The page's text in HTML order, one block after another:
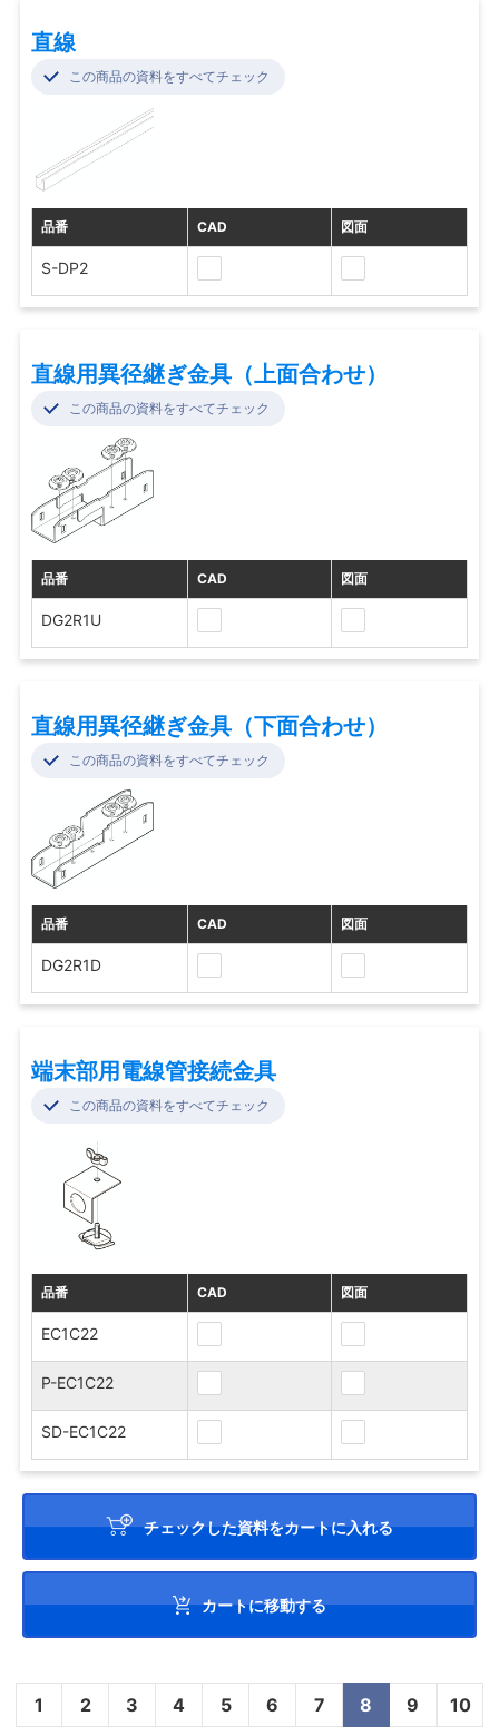
直線
この商品の資料をすべてチェック
品番 CAD 図面
S-DP2
直線用異径継ぎ金具（上面合わせ）
この商品の資料をすべてチェック
品番 CAD 図面
DG2R1U
直線用異径継ぎ金具（下面合わせ）
この商品の資料をすべてチェック
品番 CAD 図面
DG2R1D
端末部用電線管接続金具
この商品の資料をすべてチェック
品番 CAD 図面
EC1C22
P-EC1C22
SD-EC1C22
チェックした資料をカートに入れる
カートに移動する
1 2 3 4 5 6 7 8 9 10